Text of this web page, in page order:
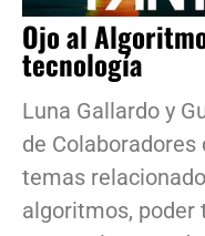
Ojo al
tecnología
Luna Gallardo y
de Colaboradores
temas
algoritmos, poder